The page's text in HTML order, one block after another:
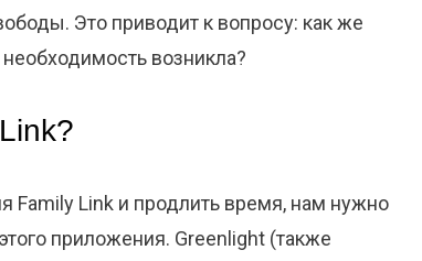
Это приводит к вопросу: как же
возникла?
Family Link и продлить время, нам нужно
приложения. Greenlight (также